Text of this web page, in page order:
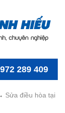
289 409
Sửa điều hòa tại